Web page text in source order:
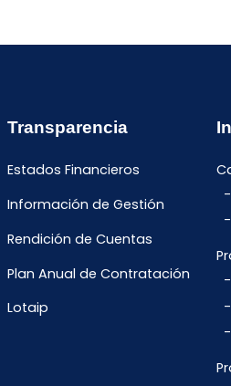
Transparencia
Estados Financieros
Información de Gestión
Rendición de Cuentas
Plan Anual de Contratación
Lotaip